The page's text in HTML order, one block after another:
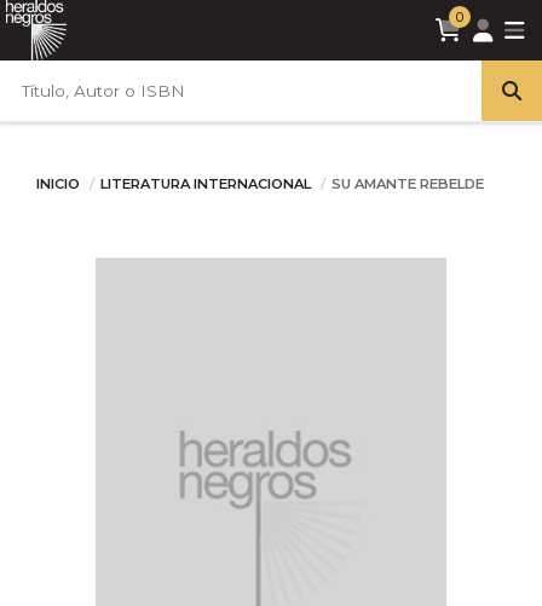
0
INICIO LITERATURA INTERNACIONAL SU AMANTE REBELDE